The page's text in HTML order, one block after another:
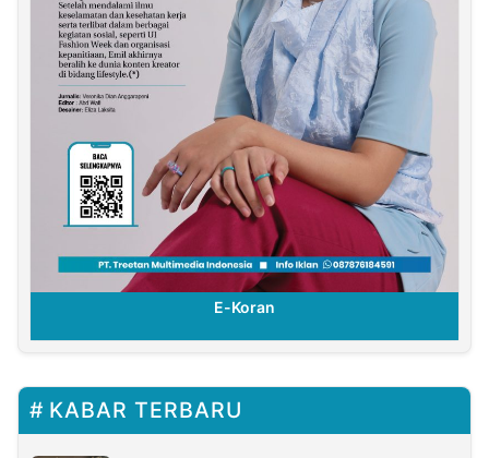
E-Koran
KABAR TERBARU